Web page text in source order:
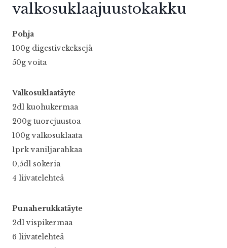
valkosuklaajuustokakku
Pohja
100g digestivekeksejä
50g voita
Valkosuklaatäyte
2dl kuohukermaa
200g tuorejuustoa
100g valkosuklaata
1prk vaniljarahkaa
0,5dl sokeria
4 liivatelehteä
Punaherukkatäyte
2dl vispikermaa
6 liivatelehteä